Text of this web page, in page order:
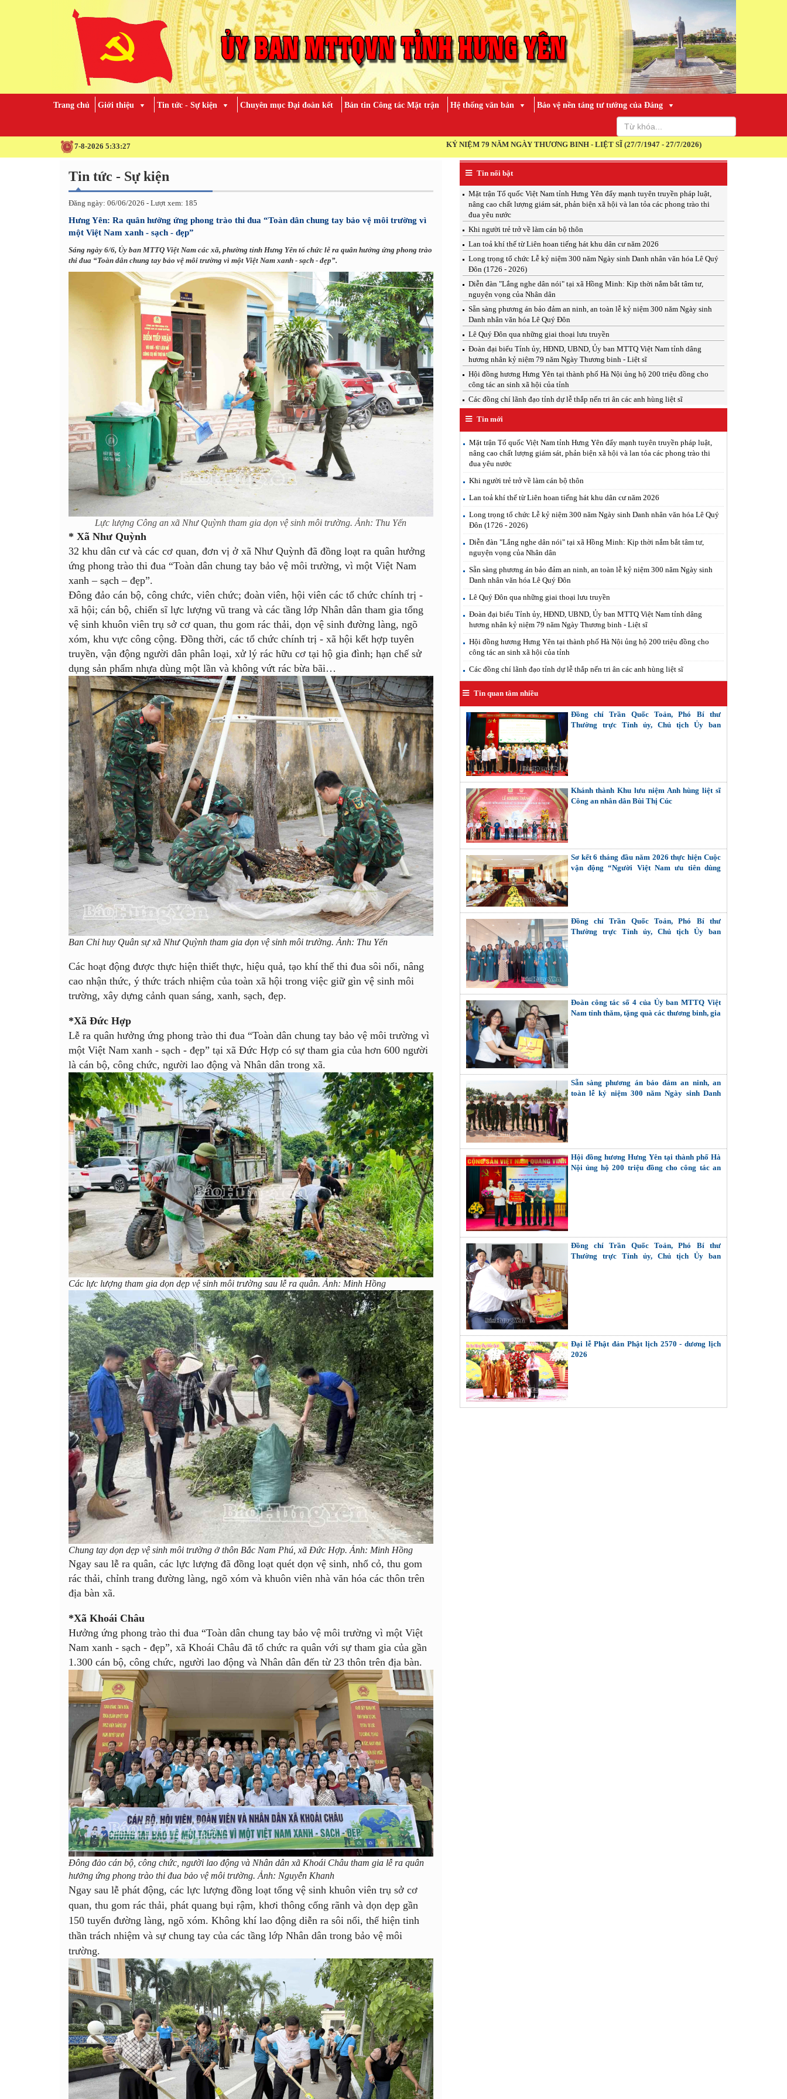
Trang chủ Giới thiệu Tin tức - Sự kiện Chuyên mục Đại đoàn kết Bản tin Công tác Mặt trận Hệ thống văn bản Bảo vệ nền tảng tư tưởng của Đảng
7-8-2026 5:33:29 KỶ NIỆM 79 NĂM NGÀY THƯƠNG BINH - LIỆT SĨ (27/7/1947 - 27/7/2026)
Tin tức - Sự kiện
Đăng ngày: 06/06/2026 - Lượt xem: 185
Hưng Yên: Ra quân hưởng ứng phong trào thi đua “Toàn dân chung tay bảo vệ môi trường vì
một Việt Nam xanh - sạch - đẹp”
Sáng ngày 6/6, Ủy ban MTTQ Việt Nam các xã, phường tỉnh Hưng Yên tổ chức lễ ra quân hưởng ứng phong trào
thi đua “Toàn dân chung tay bảo vệ môi trường vì một Việt Nam xanh - sạch - đẹp”.
Lực lượng Công an xã Như Quỳnh tham gia dọn vệ sinh môi trường. Ảnh: Thu Yến
* Xã Như Quỳnh
32 khu dân cư và các cơ quan, đơn vị ở xã Như Quỳnh đã đồng loạt ra quân hưởng
ứng phong trào thi đua “Toàn dân chung tay bảo vệ môi trường, vì một Việt Nam
xanh – sạch – đẹp”.
Đông đảo cán bộ, công chức, viên chức; đoàn viên, hội viên các tổ chức chính trị -
xã hội; cán bộ, chiến sĩ lực lượng vũ trang và các tầng lớp Nhân dân tham gia tổng
vệ sinh khuôn viên trụ sở cơ quan, thu gom rác thải, dọn vệ sinh đường làng, ngõ
xóm, khu vực công cộng. Đồng thời, các tổ chức chính trị - xã hội kết hợp tuyên
truyền, vận động người dân phân loại, xử lý rác hữu cơ tại hộ gia đình; hạn chế sử
dụng sản phẩm nhựa dùng một lần và không vứt rác bừa bãi…
Ban Chỉ huy Quân sự xã Như Quỳnh tham gia dọn vệ sinh môi trường. Ảnh: Thu Yến
Các hoạt động được thực hiện thiết thực, hiệu quả, tạo khí thế thi đua sôi nổi, nâng
cao nhận thức, ý thức trách nhiệm của toàn xã hội trong việc giữ gìn vệ sinh môi
trường, xây dựng cảnh quan sáng, xanh, sạch, đẹp.
*Xã Đức Hợp
Lễ ra quân hưởng ứng phong trào thi đua “Toàn dân chung tay bảo vệ môi trường vì
một Việt Nam xanh - sạch - đẹp” tại xã Đức Hợp có sự tham gia của hơn 600 người
là cán bộ, công chức, người lao động và Nhân dân trong xã.
Các lực lượng tham gia dọn dẹp vệ sinh môi trường sau lễ ra quân. Ảnh: Minh Hồng
Chung tay dọn dẹp vệ sinh môi trường ở thôn Bắc Nam Phú, xã Đức Hợp. Ảnh: Minh Hồng
Ngay sau lễ ra quân, các lực lượng đã đồng loạt quét dọn vệ sinh, nhổ cỏ, thu gom
rác thải, chỉnh trang đường làng, ngõ xóm và khuôn viên nhà văn hóa các thôn trên
địa bàn xã.
*Xã Khoái Châu
Hưởng ứng phong trào thi đua “Toàn dân chung tay bảo vệ môi trường vì một Việt
Nam xanh - sạch - đẹp”, xã Khoái Châu đã tổ chức ra quân với sự tham gia của gần
1.300 cán bộ, công chức, người lao động và Nhân dân đến từ 23 thôn trên địa bàn.
Đông đảo cán bộ, công chức, người lao động và Nhân dân xã Khoái Châu tham gia lễ ra quân
hưởng ứng phong trào thi đua bảo vệ môi trường. Ảnh: Nguyễn Khanh
Ngay sau lễ phát động, các lực lượng đồng loạt tổng vệ sinh khuôn viên trụ sở cơ
quan, thu gom rác thải, phát quang bụi rậm, khơi thông cống rãnh và dọn dẹp gần
150 tuyến đường làng, ngõ xóm. Không khí lao động diễn ra sôi nổi, thể hiện tinh
thần trách nhiệm và sự chung tay của các tầng lớp Nhân dân trong bảo vệ môi
trường.
Tin nổi bật
Mặt trận Tổ quốc Việt Nam tỉnh Hưng Yên đẩy mạnh tuyên truyền pháp luật,
nâng cao chất lượng giám sát, phản biện xã hội và lan tỏa các phong trào thi
đua yêu nước
Khi người trẻ trở về làm cán bộ thôn
Lan toả khí thế từ Liên hoan tiếng hát khu dân cư năm 2026
Long trọng tổ chức Lễ kỷ niệm 300 năm Ngày sinh Danh nhân văn hóa Lê Quý
Đôn (1726 - 2026)
Diễn đàn "Lắng nghe dân nói" tại xã Hồng Minh: Kịp thời nắm bắt tâm tư,
nguyện vọng của Nhân dân
Sẵn sàng phương án bảo đảm an ninh, an toàn lễ kỷ niệm 300 năm Ngày sinh
Danh nhân văn hóa Lê Quý Đôn
Lê Quý Đôn qua những giai thoại lưu truyền
Đoàn đại biểu Tỉnh ủy, HĐND, UBND, Ủy ban MTTQ Việt Nam tỉnh dâng
hương nhân kỷ niệm 79 năm Ngày Thương binh - Liệt sĩ
Hội đồng hương Hưng Yên tại thành phố Hà Nội ủng hộ 200 triệu đồng cho
công tác an sinh xã hội của tỉnh
Các đồng chí lãnh đạo tỉnh dự lễ thắp nến tri ân các anh hùng liệt sĩ
Tin mới
Mặt trận Tổ quốc Việt Nam tỉnh Hưng Yên đẩy mạnh tuyên truyền pháp luật,
nâng cao chất lượng giám sát, phản biện xã hội và lan tỏa các phong trào thi
đua yêu nước
Khi người trẻ trở về làm cán bộ thôn
Lan toả khí thế từ Liên hoan tiếng hát khu dân cư năm 2026
Long trọng tổ chức Lễ kỷ niệm 300 năm Ngày sinh Danh nhân văn hóa Lê Quý
Đôn (1726 - 2026)
Diễn đàn "Lắng nghe dân nói" tại xã Hồng Minh: Kịp thời nắm bắt tâm tư,
nguyện vọng của Nhân dân
Sẵn sàng phương án bảo đảm an ninh, an toàn lễ kỷ niệm 300 năm Ngày sinh
Danh nhân văn hóa Lê Quý Đôn
Lê Quý Đôn qua những giai thoại lưu truyền
Đoàn đại biểu Tỉnh ủy, HĐND, UBND, Ủy ban MTTQ Việt Nam tỉnh dâng
hương nhân kỷ niệm 79 năm Ngày Thương binh - Liệt sĩ
Hội đồng hương Hưng Yên tại thành phố Hà Nội ủng hộ 200 triệu đồng cho
công tác an sinh xã hội của tỉnh
Các đồng chí lãnh đạo tỉnh dự lễ thắp nến tri ân các anh hùng liệt sĩ
Tin quan tâm nhiều
Đồng chí Trần Quốc Toản, Phó Bí thư
Thường trực Tỉnh ủy, Chủ tịch Ủy ban
Khánh thành Khu lưu niệm Anh hùng liệt sĩ
Công an nhân dân Bùi Thị Cúc
Sơ kết 6 tháng đầu năm 2026 thực hiện Cuộc
vận động “Người Việt Nam ưu tiên dùng
Đồng chí Trần Quốc Toản, Phó Bí thư
Thường trực Tỉnh ủy, Chủ tịch Ủy ban
Đoàn công tác số 4 của Ủy ban MTTQ Việt
Nam tỉnh thăm, tặng quà các thương binh, gia
Sẵn sàng phương án bảo đảm an ninh, an
toàn lễ kỷ niệm 300 năm Ngày sinh Danh
Hội đồng hương Hưng Yên tại thành phố Hà
Nội ủng hộ 200 triệu đồng cho công tác an
Đồng chí Trần Quốc Toản, Phó Bí thư
Thường trực Tỉnh ủy, Chủ tịch Ủy ban
Đại lễ Phật đản Phật lịch 2570 - dương lịch
2026